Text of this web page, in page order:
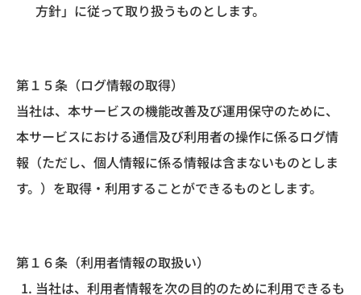
方針」に従って取り扱うものとします。
第１５条（ログ情報の取得）
当社は、本サービスの機能改善及び運用保守のために、
本サービスにおける通信及び利用者の操作に係るログ情
報（ただし、個人情報に係る情報は含まないものとしま
す。）を取得・利用することができるものとします。
第１６条（利用者情報の取扱い）
当社は、利用者情報を次の目的のために利用できるも